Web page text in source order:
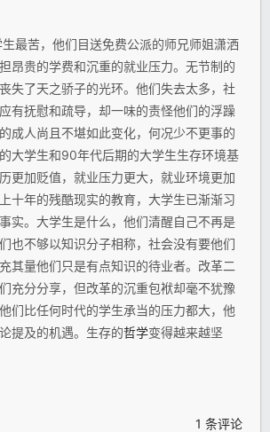
最苦，他们目送免费公派的师兄师姐潇洒
昂贵的学费和沉重的就业压力。无节制的
失了天之骄子的光环。他们失去太多，社
有抚慰和疏导，却一味的责怪他们的浮躁
成人尚且不堪如此变化，何况少不更事的
大学生和90年代后期的大学生生存环境基
更加贬值，就业压力更大，就业环境更加
十年的残酷现实的教育，大学生已渐渐习
实。大学生是什么，他们清醒自己不再是
也不够以知识分子相称，社会没有要他们
其量他们只是有点知识的待业者。改革二
充分分享，但改革的沉重包袱却毫不犹豫
们比任何时代的学生承当的压力都大，他
提及的机遇。生存的哲学变得越来越坚
1 条评论